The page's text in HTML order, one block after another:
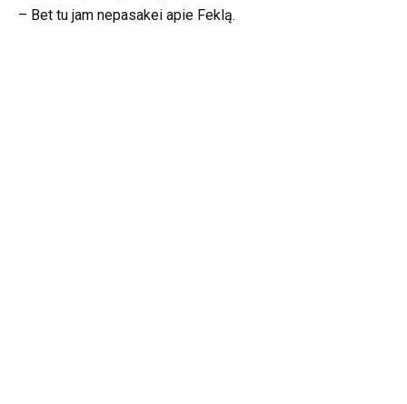
– Bet tu jam nepasakei apie Feklą.